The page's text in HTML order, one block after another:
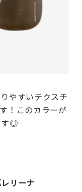
やすいテクスチ
！このカラーが
す◎
リーナ